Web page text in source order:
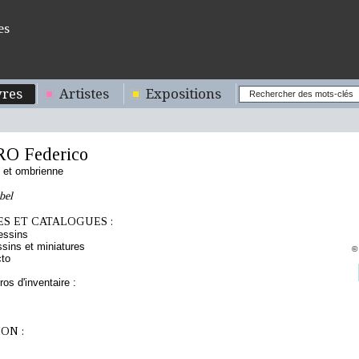
Artistes Expositions
©
Federico
ombrienne
ET CATALOGUES :
et miniatures
d'inventaire :
: